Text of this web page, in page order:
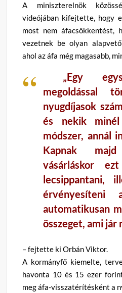
A miniszterelnök
videójában kifejtette, hogy
most nem áfacsökkentést,
vezetnek be olyan
ahol az áfa még magasabb,
„Egy
megoldással
nyugdíjasok
és nekik minél
módszer, annál
Kapnak
vásárláskor
lecsippantani,
érvényesíteni
automatikusan
összeget, ami jár
– fejtette ki Orbán Viktor.
A kormányfő kiemelte,
havonta 10 és 15 ezer
meg áfa-visszatérítésként a